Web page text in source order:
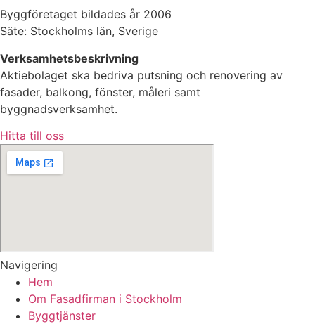
Byggföretaget bildades år 2006
Säte: Stockholms län, Sverige
Verksamhetsbeskrivning
Aktiebolaget ska bedriva putsning och renovering av
fasader, balkong, fönster, måleri samt
byggnadsverksamhet.
Hitta till oss
Navigering
Hem
Om Fasadfirman i Stockholm
Byggtjänster